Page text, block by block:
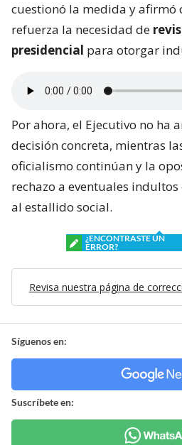
cuestionó la medida y afirmó
refuerza la necesidad de
presidencial para otorgar
Por ahora, el Ejecutivo no ha
decisión concreta, mientras
oficialismo continúan y la
rechazo a eventuales
al estallido social.
¿ENCONTRASTE UN
ERROR?
Revisa nuestra página de
Síguenos en:
Suscríbete en: